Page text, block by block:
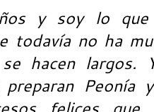
y soy lo
todavía no ha
hacen largos.
preparan Peonía